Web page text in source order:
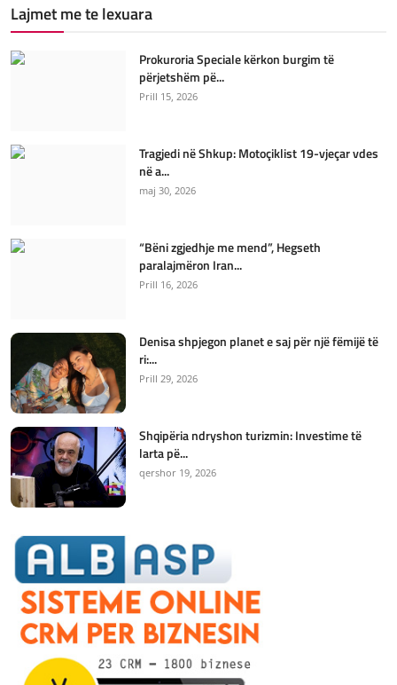
Lajmet me te lexuara
Prokuroria Speciale kërkon burgim të
përjetshëm pë...
Prill 15, 2026
Tragjedi në Shkup: Motoçiklist 19-vjeçar vdes
në a...
maj 30, 2026
“Bëni zgjedhje me mend”, Hegseth
paralajmëron Iran...
Prill 16, 2026
Denisa shpjegon planet e saj për një fëmijë të
ri:...
Prill 29, 2026
Shqipëria ndryshon turizmin: Investime të
larta pë...
qershor 19, 2026